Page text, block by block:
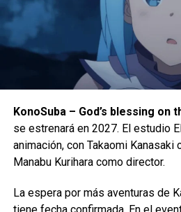
También podemos esperar una
una que otra muerte de personajes
suspenso. No duden que cada
para mucho estrés post capítulos.
KonoSuba – God’s blessing on
se estrenará en 2027. El estudio
animación, con Takaomi
Manabu Kurihara como director.
La espera por más aventuras de
tiene fecha confirmada. En el